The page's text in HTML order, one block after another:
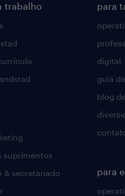
trabalho
suprimentos
& secretariado
para
digital
guia
blog
para